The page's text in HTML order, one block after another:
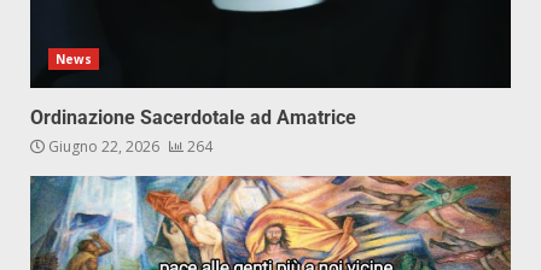
News
Ordinazione Sacerdotale ad Amatrice
Giugno 22, 2026 264